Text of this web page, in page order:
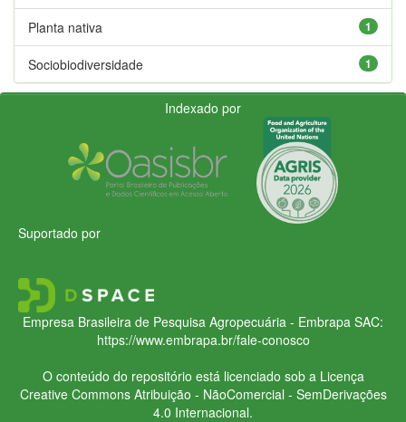
1
Planta nativa
1
Sociobiodiversidade
Indexado por
Suportado por
Empresa Brasileira de Pesquisa Agropecuária - Embrapa SAC:
https://www.embrapa.br/fale-conosco
O conteúdo do repositório está licenciado sob a Licença
Creative CommonsAtribuição - NãoComercial - SemDerivações
4.0 Internacional.